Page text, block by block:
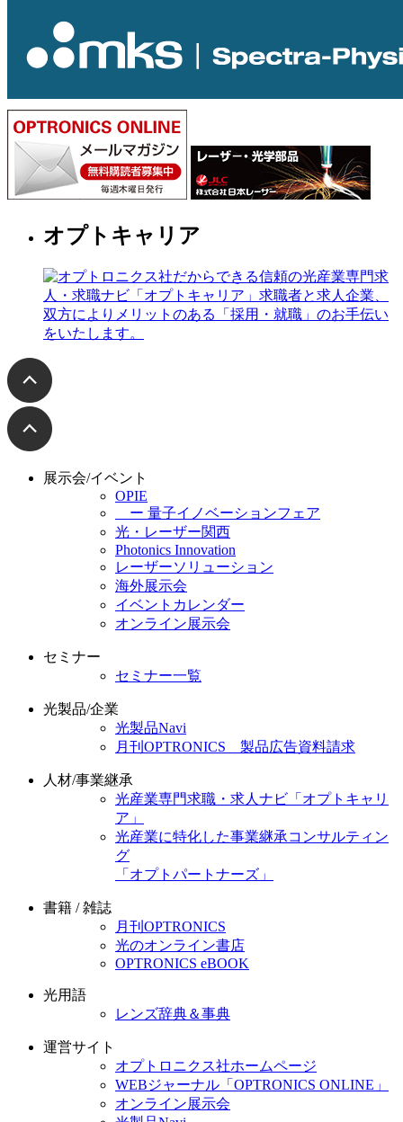
オプトキャリア
展示会/イベント
OPIE
ー 量子イノベーションフェア
光・レーザー関西
Photonics Innovation
レーザーソリューション
海外展示会
イベントカレンダー
オンライン展示会
セミナー
セミナー一覧
光製品/企業
光製品Navi
月刊OPTRONICS 製品広告資料請求
人材/事業継承
光産業専門求職・求人ナビ「オプトキャリ
ア」
光産業に特化した事業継承コンサルティン
グ
「オプトパートナーズ」
書籍 / 雑誌
月刊OPTRONICS
光のオンライン書店
OPTRONICS eBOOK
光用語
レンズ辞典＆事典
運営サイト
オプトロニクス社ホームページ
WEBジャーナル「OPTRONICS ONLINE」
オンライン展示会